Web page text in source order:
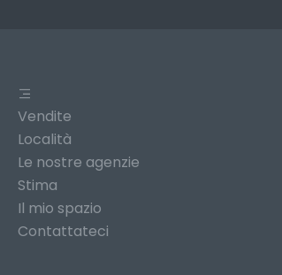
Vendite
Località
Le nostre agenzie
Stima
Il mio spazio
Contattateci